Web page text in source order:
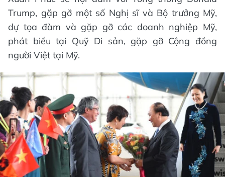
Trump, gặp gỡ một số Nghị sĩ và Bộ trưởng Mỹ,
dự tọa đàm và gặp gỡ các doanh nghiệp Mỹ,
phát biểu tại Quỹ Di sản, gặp gỡ Cộng đồng
người Việt tại Mỹ.